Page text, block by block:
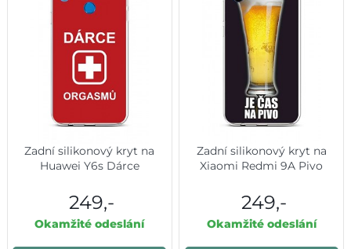
Zadní silikonový kryt na
Huawei Y6s Dárce
249,-
Okamžité odeslání
Zadní silikonový kryt na
Xiaomi Redmi 9A Pivo
249,-
Okamžité odeslání